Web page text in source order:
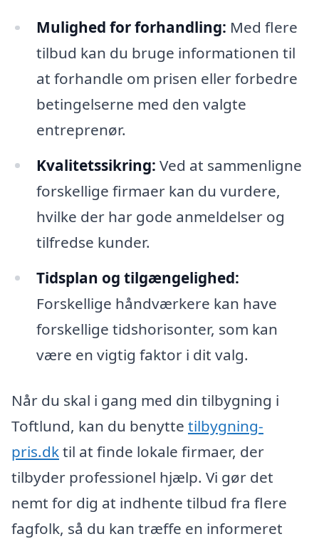
Mulighed for forhandling: Med flere
tilbud kan du bruge informationen til
at forhandle om prisen eller forbedre
betingelserne med den valgte
entreprenør.
Kvalitetssikring: Ved at sammenligne
forskellige firmaer kan du vurdere,
hvilke der har gode anmeldelser og
tilfredse kunder.
Tidsplan og tilgængelighed:
Forskellige håndværkere kan have
forskellige tidshorisonter, som kan
være en vigtig faktor i dit valg.
Når du skal i gang med din tilbygning i
Toftlund, kan du benytte tilbygning-
pris.dktil at finde lokale firmaer, der
tilbyder professionel hjælp. Vi gør det
nemt for dig at indhente tilbud fra flere
fagfolk, så du kan træffe en informeret